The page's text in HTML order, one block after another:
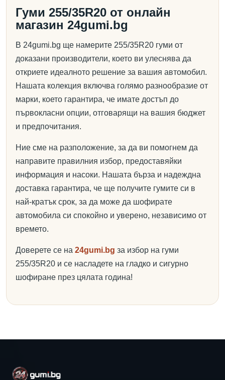
Гуми 255/35R20 от онлайн
магазин 24gumi.bg
В 24gumi.bg ще намерите 255/35R20 гуми от
доказани производители, което ви улеснява да
откриете идеалното решение за вашия автомобил.
Нашата колекция включва голямо разнообразие от
марки, което гарантира, че имате достъп до
първокласни опции, отговарящи на вашия бюджет
и предпочитания.
Ние сме на разположение, за да ви помогнем да
направите правилния избор, предоставяйки
информация и насоки. Нашата бърза и надеждна
доставка гарантира, че ще получите гумите си в
най-кратък срок, за да може да шофирате
автомобила си спокойно и уверено, независимо от
времето.
Доверете се на 24gumi.bg за избор на гуми
255/35R20 и се насладете на гладко и сигурно
шофиране през цялата година!